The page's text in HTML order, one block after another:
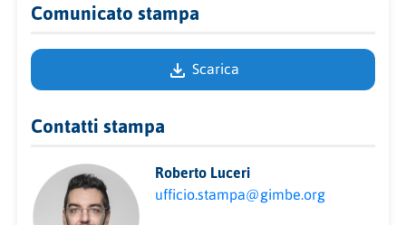
Comunicato stampa
Scarica
Contatti stampa
Roberto Luceri
ufficio.stampa@gimbe.org